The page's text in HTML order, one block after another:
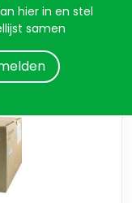
hier in en stel
samen